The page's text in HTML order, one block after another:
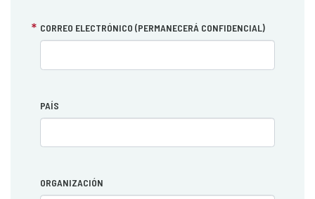
CORREO ELECTRÓNICO (PERMANECERÁ CONFIDENCIAL)
PAÍS
ORGANIZACIÓN